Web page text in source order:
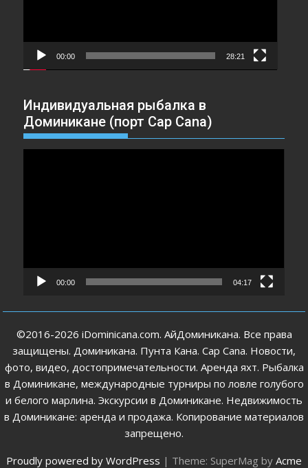
00:00 28:21
Индивидуальная рыбалка в
Доминикане (порт Cap Cana)
00:00 04:17
©2016-2026 iDominicana.com. АйДоминикана. Все права
защищены. Доминикана. Пунта Кана. Cap Cana. Новости,
фото, видео, достопримечательности. Аренда яхт. Рыбалка
в Доминикане, международные турниры по ловле голубого
и белого марлина. Экскурсии в Доминикане. Недвижимость
в Доминикане: аренда и продажа. Копирование материалов
запрещено.
Proudly powered by WordPress | Theme: SuperMag by Acme